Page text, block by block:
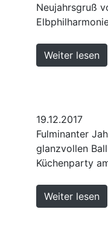
Neujahrsgruß
Weiter lesen
19.12.2017
Fulminanter
glanzvollen
Küchenparty
Weiter lesen